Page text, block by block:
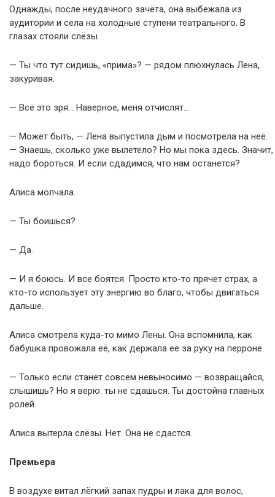
Однажды, после неудачного зачёта, она выбежала из
аудитории и села на холодные ступени театрального. В
глазах стояли слёзы.
— Ты что тут сидишь, «прима»? — рядом плюхнулась Лена,
закуривая.
— Всё это зря… Наверное, меня отчислят…
— Может быть, — Лена выпустила дым и посмотрела на неё.
— Знаешь, сколько уже вылетело? Но мы пока здесь. Значит,
надо бороться. И если сдадимся, что нам останется?
Алиса молчала.
— Ты боишься?
— Да.
— И я боюсь. И все боятся. Просто кто-то прячет страх, а
кто-то использует эту энергию во благо, чтобы двигаться
дальше.
Алиса смотрела куда-то мимо Лены. Она вспомнила, как
бабушка провожала её, как держала её за руку на перроне.
— Только если станет совсем невыносимо — возвращайся,
слышишь? Но я верю: ты не сдашься. Ты достойна главных
ролей.
Алиса вытерла слёзы. Нет. Она не сдастся.
Премьера
В воздухе витал лёгкий запах пудры и лака для волос,